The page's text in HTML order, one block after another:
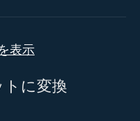
表示
に変換